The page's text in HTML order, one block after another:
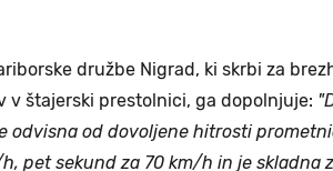
družbe Nigrad, ki skrbi za
v štajerski prestolnici, ga dopolnjuje:
odvisna od dovoljene hitrosti
pet sekund za 70 km/h in je skladna